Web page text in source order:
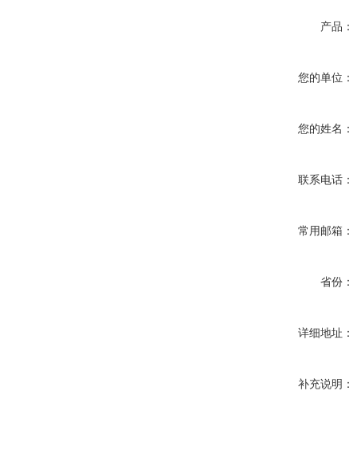
产品：
您的单位：
您的姓名：
联系电话：
常用邮箱：
省份：
详细地址：
补充说明：